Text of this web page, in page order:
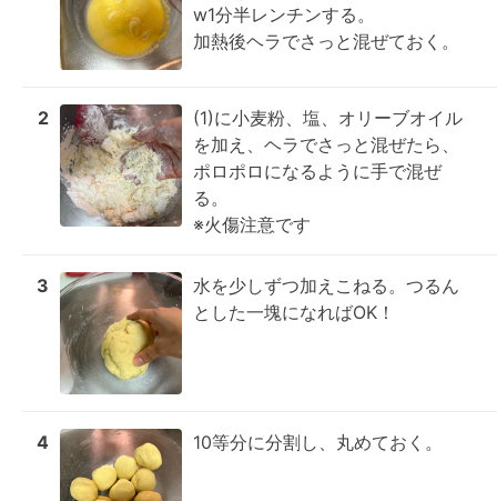
w1分半レンチンする。
加熱後ヘラでさっと混ぜておく。
2
(1)に小麦粉、塩、オリーブオイル
を加え、ヘラでさっと混ぜたら、
ポロポロになるように手で混ぜ
る。
※火傷注意です
3
水を少しずつ加えこねる。つるん
とした一塊になればOK！
4 10等分に分割し、丸めておく。